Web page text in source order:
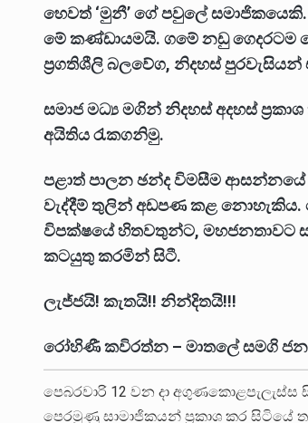
හෙවත් ‘මුනී’ ගේ පවුලේ
මේ කණ්ඩායමයි. ගමේ නඩු ගෙදරටම
ප්‍රගතිශීලි බලවේග, නිදහස්
සමාජ මධ්‍ය මගින් නිදහස් අදහස්
අයිතිය රැකගනිමු.
පළාත් පාලන ඡන්ද විමසීම ආසන්නයේ
වැද්දීම් තුලින් අඩපණ කළ නොහැකිය.
විපක්ෂයේ හිතවතුන්ට, මහජනතාවට
කටයුතු කරමින් සිටී.
ලැජ්ජයි! කැතයි!! නින්දිතයි!!!
රෝහිණී කවිරත්න – මාතලේ සමගි
පෙබරවාරි 12 වන දා
පෙරමුණු සාමාජිකයන් ප්‍රකාශ කර